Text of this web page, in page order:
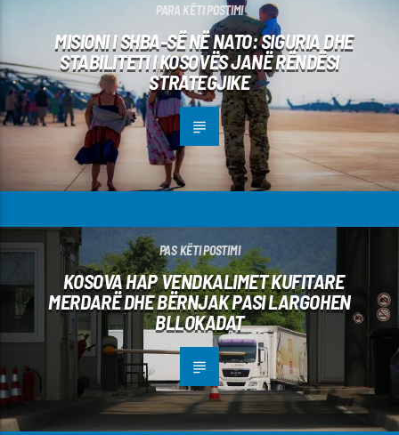
PARA KËTI POSTIMI
MISIONI I SHBA-SË NË NATO: SIGURIA DHE
STABILITETI I KOSOVËS JANË RËNDËSI
STRATEGJIKE
PAS KËTI POSTIMI
KOSOVA HAP VENDKALIMET KUFITARE
MERDARË DHE BËRNJAK PASI LARGOHEN
BLLOKADAT